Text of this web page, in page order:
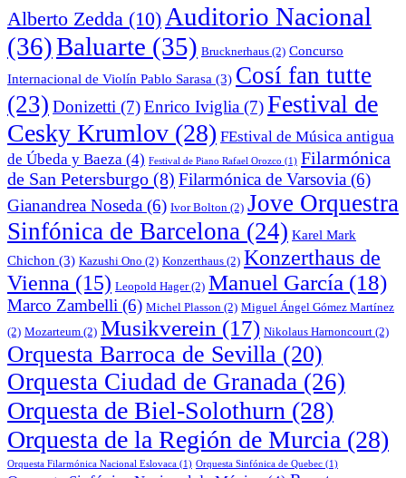
Alberto Zedda (10) Auditorio Nacional
(36)Baluarte (35) Brucknerhaus (2) Concurso
Internacional de Violín Pablo Sarasa (3) Cosí fan tutte
(23) Donizetti (7)Enrico Iviglia (7)Festival de
Cesky Krumlov (28) FEstival de Música antigua
de Úbeda y Baeza (4) Festival de Piano Rafael Orozco (1) Filarmónica
de San Petersburgo (8) Filarmónica de Varsovia (6)
Gianandrea Noseda (6) Ivor Bolton (2) Jove Orquestra
Sinfónica de Barcelona (24) Karel Mark
Chichon (3) Kazushi Ono (2) Konzerthaus (2) Konzerthaus de
Vienna (15) Leopold Hager(2) Manuel García (18)
Marco Zambelli (6) Michel Plasson (2) Miguel Ángel Gómez Martínez
(2) Mozarteum (2) Musikverein (17) Nikolaus Harnoncourt (2)
Orquesta Barroca de Sevilla (20)
Orquesta Ciudad de Granada (26)
Orquesta de Biel-Solothurn (28)
Orquesta de la Región de Murcia (28)
Orquesta Filarmónica Nacional Eslovaca (1) Orquesta Sinfónica de Quebec (1)